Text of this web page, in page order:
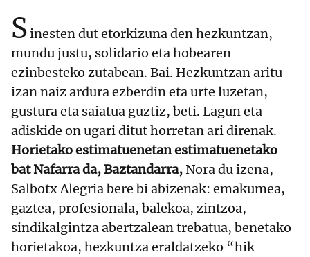
Sinesten dut etorkizuna den hezkuntzan,
mundu justu, solidario eta hobearen
ezinbesteko zutabean. Bai. Hezkuntzan aritu
izan naiz ardura ezberdin eta urte luzetan,
gustura eta saiatua guztiz, beti. Lagun eta
adiskide on ugari ditut horretan ari direnak.
Horietako estimatuenetan estimatuenetako
bat Nafarra da, Baztandarra, Nora du izena,
Salbotx Alegria bere bi abizenak: emakumea,
gaztea, profesionala, balekoa, zintzoa,
sindikalgintza abertzalean trebatua, benetako
horietakoa, hezkuntza eraldatzeko “hik